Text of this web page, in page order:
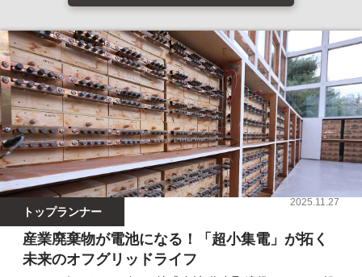
トップランナー
2025.11.27
産業廃棄物が電池になる！「超小集電」が拓く
未来のオフグリッドライフ